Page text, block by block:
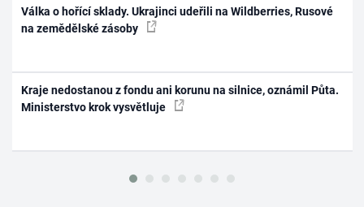
Válka o hořící sklady. Ukrajinci udeřili na Wildberries, Rusové
na zemědělské zásoby
Kraje nedostanou z fondu ani korunu na silnice, oznámil Půta.
Ministerstvo krok vysvětluje